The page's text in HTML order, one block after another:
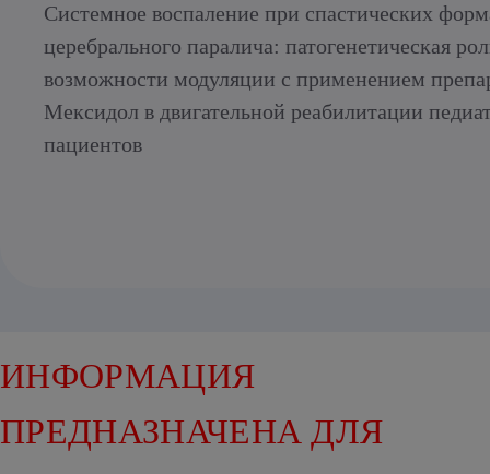
Системное воспаление при спастических
церебрального паралича: патогенетическая
возможности модуляции с применением
Мексидол в двигательной реабилитации
пациентов
ИНФОРМАЦИЯ
ПРЕДНАЗНАЧЕНА ДЛЯ